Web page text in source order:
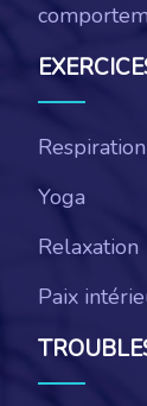
Respiration
Yoga
Relaxation
Paix